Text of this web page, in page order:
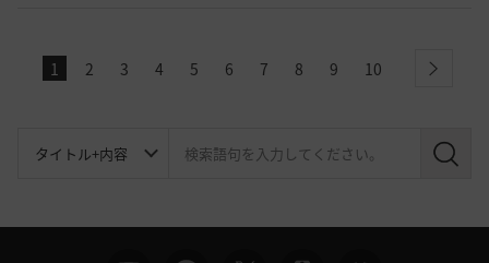
1 2 3 4 5 6 7 8 9 10 next
検